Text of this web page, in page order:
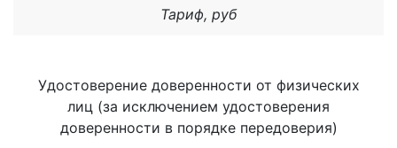
Тариф, руб
Удостоверение доверенности от физических
лиц (за исключением удостоверения
доверенности в порядке передоверия)